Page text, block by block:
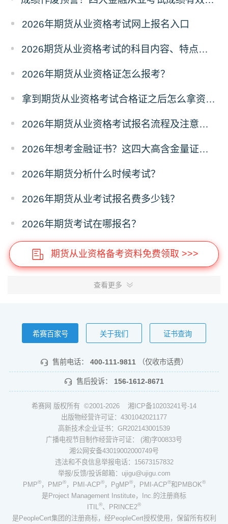
2026年期货从业资格考试网上报名入口
2026期货从业资格考试的科目内容、特点及难度深度解析
2026年期货从业资格证怎么报考？
拿到期货从业资格考试合格证之后怎么拿资格证？
2026年期货从业资格考试报名流程及注意事项全攻略
2026年想考金融证书？这四大高含金量证书别错过！
2026年期货分析什么时候考试？
2026年期货从业考试报名费多少钱？
2026年期货考试在哪报名？
期货从业资格备考资料免费领取 >>>
查看更多
希赛百家号 关于我们 证书查询
售前电话： 400-111-9811 （仅收市话费）
售后投诉： 156-1612-8671
希赛网 版权所有 ©2001-2026 湘ICP备10203241号-14
出版物经营许可证：4301042021177
高新技术企业证书：GR202143001539
广播电视节目制作经营许可证： (湘)字00833号
湘公网安备43019002000749号
违法和不良信息举报电话：15673157832
举报/反馈/投诉邮箱：ujigu@ujigu.com
PMP®，PMP®，PMI-ACP®，PgMP®，PMI-ACP®和PMBOK®
是Project Management Institute，Inc.的注册商标
ITIL
®、PRINCE2®
是PeopleCert集团的注册商标，经PeopleCert授权使用，保留所有权利